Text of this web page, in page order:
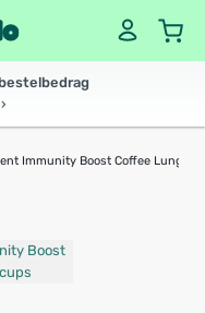
Immunity Boost Coffee Lungo